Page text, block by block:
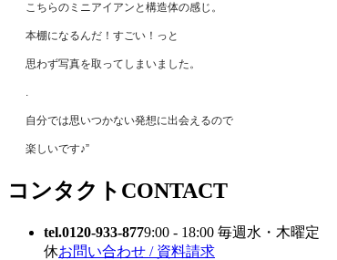
こちらのミニアイアンと構造体の感じ。
本棚になるんだ！すごい！っと
思わず写真を取ってしまいました。
自分では思いつかない発想に出会えるので
楽しいです♪”
コンタクト CONTACT
tel.0120-933-8779:00 - 18:00 毎週水・木曜定
休お問い合わせ / 資料請求